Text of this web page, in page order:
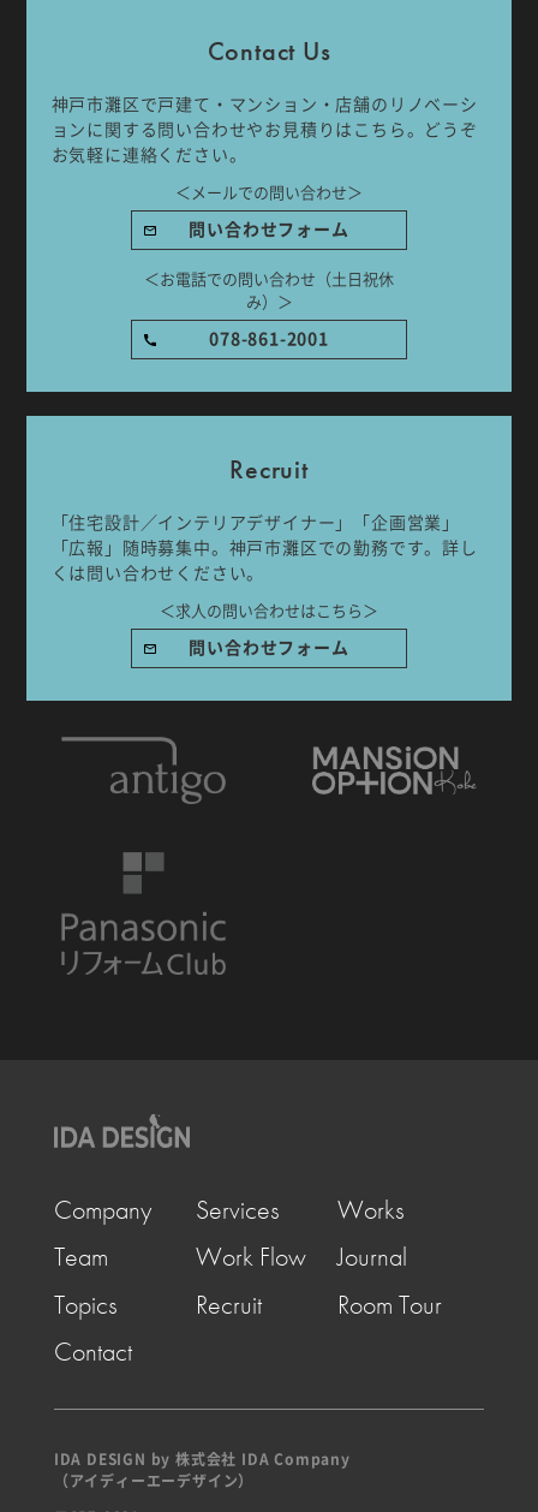
Contact Us
神戸市灘区で戸建て・マンション・店舗のリノベーシ
ョンに関する問い合わせやお見積りはこちら。どうぞ
お気軽に連絡ください。
＜メールでの問い合わせ＞
問い合わせフォーム
＜お電話での問い合わせ（土日祝休
み）＞
078-861-2001
Recruit
「住宅設計／インテリアデザイナー」「企画営業」
「広報」随時募集中。神戸市灘区での勤務です。詳し
くは問い合わせください。
＜求人の問い合わせはこちら＞
問い合わせフォーム
Company Services
Works
Team
Work Flow
Journal
Topics
Recruit
Room Tour
Contact
IDA DESIGN by 株式会社 IDA Company
（アイディーエーデザイン）
IDA DESIGN by 株式会社 IDA Company
兵庫県神戸市灘区水道筋6丁目7番18号 NK103ビル1F
TEL.078-861-2001（営業時間：09:00〜17:00 土日祝休み）
Works
Journal
Topics
Recruit
Room Tour
ご相談はこちらから